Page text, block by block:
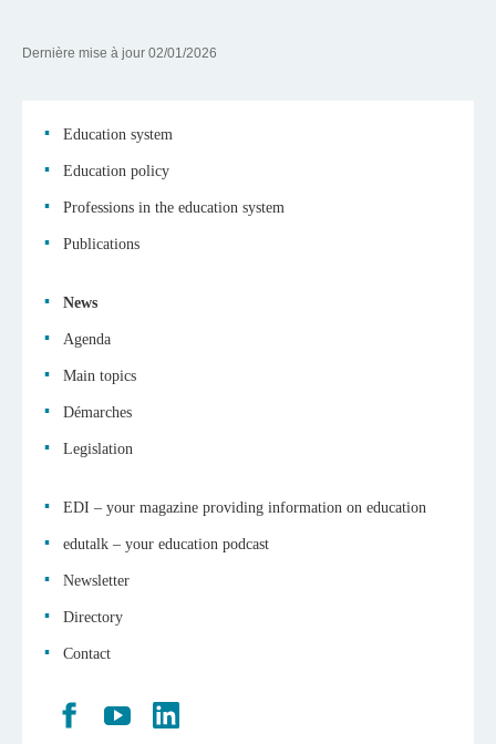
Dernière mise à jour 02/01/2026
Navigation
menu
Education system
Education policy
Professions in the education system
Publications
News
Agenda
Main topics
Démarches
Legislation
EDI – your magazine providing information on education
edutalk – your education podcast
Newsletter
Directory
Contact
Retrouvez
nous
Youtube